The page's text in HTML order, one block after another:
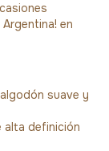
en
suave y
alta definición